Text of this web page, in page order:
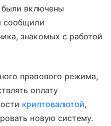
были включены
сообщили
знакомых с работой
правового режима,
оплату
криптовалютой,
новую систему.